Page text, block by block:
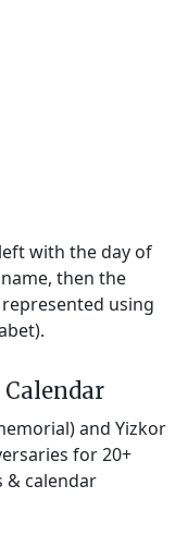
with the day of
then the
using
and Yizkor
for 20+
& calendar